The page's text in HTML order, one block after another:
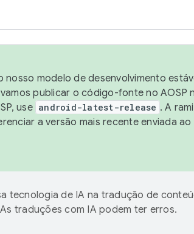
nosso modelo de desenvolvimento
publicar o código-fonte no AOSP
use android-latest-release . A
a versão mais recente enviada ao
tecnologia de IA na tradução de
traduções com IA podem ter erros.